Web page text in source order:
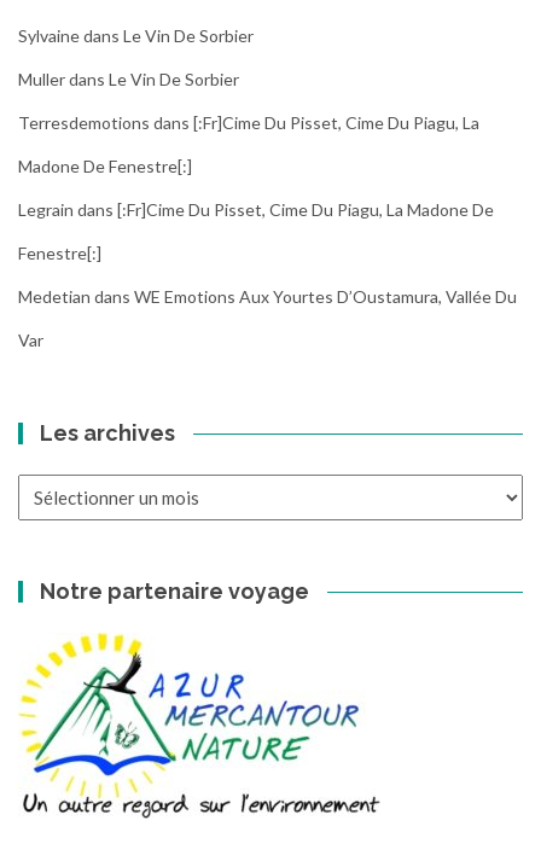
Sylvainedans Le Vin De Sorbier
Mullerdans Le Vin De Sorbier
Terresdemotions dans [:fr]Cime Du Pisset, Cime Du Piagu, La
Madone De Fenestre[:]
Legrain dans [:fr]Cime Du Pisset, Cime Du Piagu, La Madone De
Fenestre[:]
Medetian dans WE Emotions Aux Yourtes D’Oustamura, Vallée Du
Var
Les archives
Notre partenaire voyage